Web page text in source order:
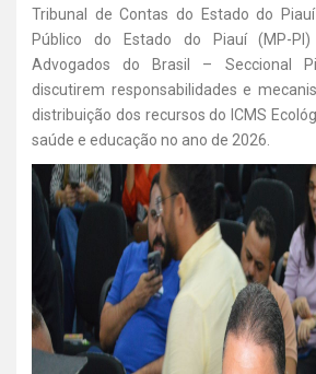
Tribunal de Contas do Estado do Piauí
Público do Estado do Piauí (MP-
Advogados do Brasil – Seccional
discutirem responsabilidades e
distribuição dos recursos do ICMS
saúde e educação no ano de 2026.